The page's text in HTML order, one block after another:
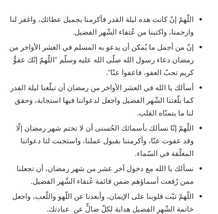
اللّهمّ إنّ كانت هذه ليلة القدر فأكرمنا بجميل عطائك، واغفر لنا
وارحمنا، واكتبنا من عُتقاء الشّهر الفضيل.
إنّ من أجمل ما يُمكن أن يدعو به المسلم في العشر الأواخر من
رمضان دعاء رسول الله صلّى الله عليه وسلّم “اللّهمّ إنّك عفوٌّ
كريم تحبّ العفو، فاعفوا عنّا”.
أسألك يا الله في العشر الأواخر من رمضان أن تبلّغنا ليلة القدر
كما بلّغتنا الشّهر الفضيل واجعل لدعواتنا فيها استجابة، وحقق
لنا ما يتمنّاه القلب.
اللّهمّ إنّا نسألك بأسمائك الحُسنى أن لا تختم شهر رمضان إلّا
وقد عفوت عنّا، وأكرمتنا بقبول عملنا، واستجبت لنا دعواتنا
المعلّقة في السّماء.
نسألك يا الله مع دخول آخر عشر من شهر رمضان، أن تجعلنا
ممن رُفعت أسماؤهم ضمن قائمة عُتقاء الشّهر الفضيل.
اللّهمّ ثبّت قلوبنا على الإيمان، وأبعدنا عن اللّهو واللّعب، واجعل
خاتمة الشّهر الفضيل هداية لكلّ ضالٍّ عن عبادتك.